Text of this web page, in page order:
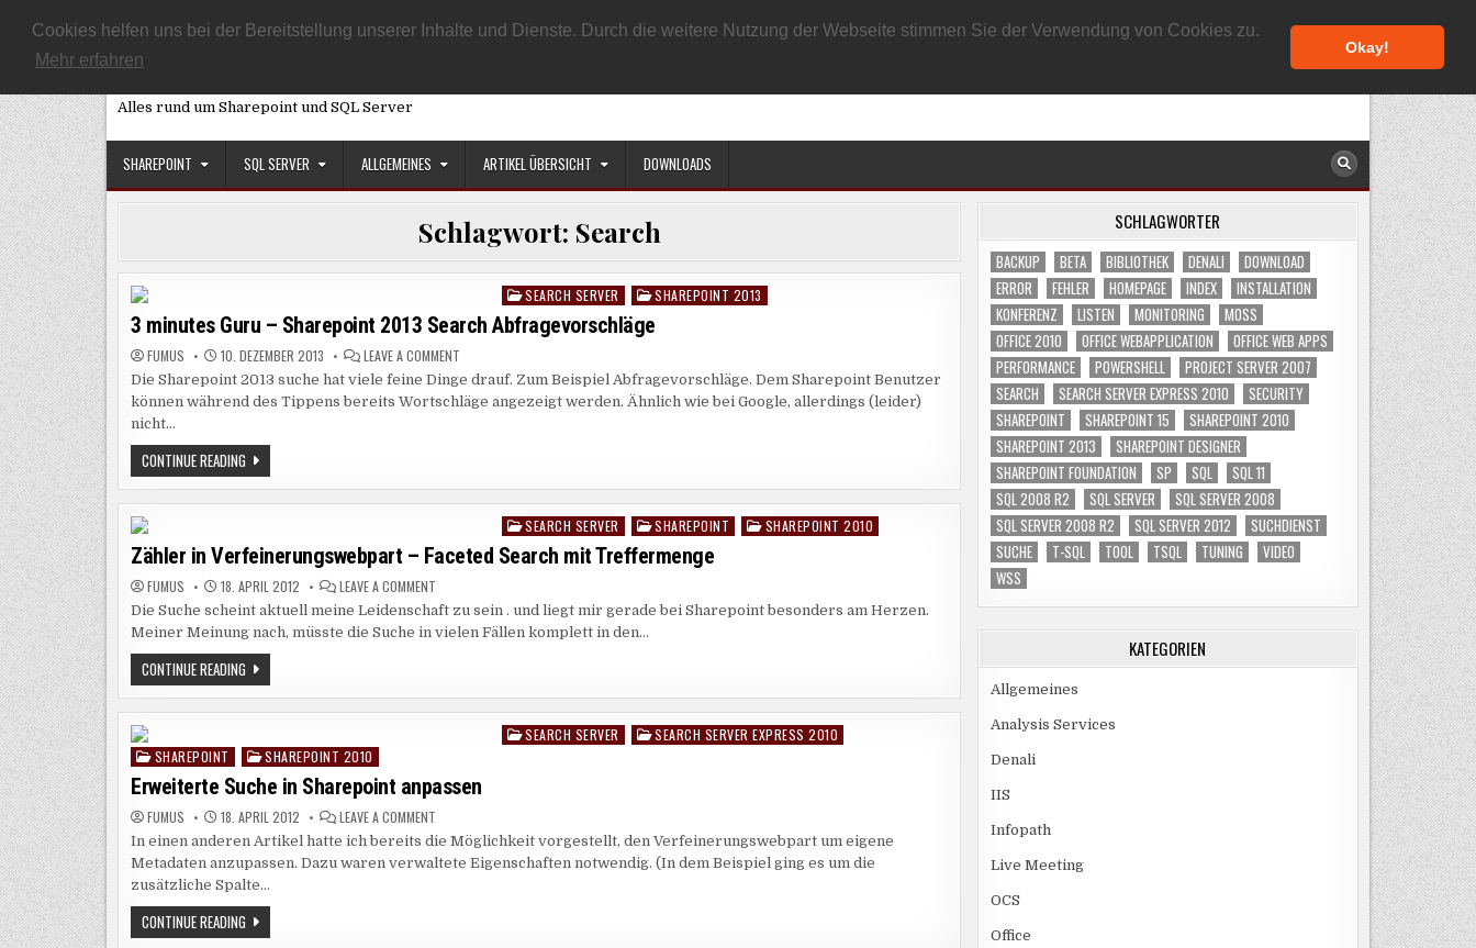
Cookies helfen uns bei der Bereitstellung unserer Inhalte und Dienste. Durch die weitere Nutzung der Webseite stimmen Sie der Verwendung von Cookies zu.
Mehr erfahren
Okay!
content
START ARTIKEL ÜBERSICHT DATENSCHUTZEINSTELLUNGEN BENUTZER DATENSCHUTZRICHTLINIE IMPRESSUM SAMPLE PAGE 9. AUGUST 2026
SQL, Sharepoint und Co
Alles rund um Sharepoint und SQL Server
SHAREPOINT SQL SERVER ALLGEMEINES ARTIKEL ÜBERSICHT DOWNLOADS
Schlagwort: Search
Posted
in
SEARCH SERVER SHAREPOINT 2013
3 minutes Guru – Sharepoint 2013 Search Abfragevorschläge
FUMUS 10. DEZEMBER 2013 LEAVE A COMMENT
MINUTES
GURU
–
Die Sharepoint 2013 suche hat viele feine Dinge drauf. Zum Beispiel Abfragevorschläge. Dem Sharepoint Benutzer
können während des Tippens bereits Wortschläge angezeigt werden. Ähnlich wie bei Google, allerdings (leider)
nicht…
CONTINUE READING
MINUTES
GURU
–
SEARCH
ABFRAGEVORSCHLÄGE
Posted
in
SEARCH SERVER SHAREPOINT SHAREPOINT 2010
Zähler in Verfeinerungswebpart – Faceted Search mit Treffermenge
FUMUS 18. APRIL 2012 LEAVE A COMMENT
IN
VERFEINERUNGSWEBPART
–
Die Suche scheint aktuell meine Leidenschaft zu sein . und liegt mir gerade bei Sharepoint besonders am Herzen.
Meiner Meinung nach, müsste die Suche in vielen Fällen komplett in den…
CONTINUE READING ZÄHLER
IN
VERFEINERUNGSWEBPART
–
MIT
TREFFERMENGE
Posted
SEARCH SERVER
SEARCH SERVER EXPRESS 2010
SHAREPOINT
SHAREPOINT 2010
Erweiterte Suche in Sharepoint anpassen
FUMUS 18. APRIL 2012 LEAVE A COMMENT
SUCHE
IN
SHAREPOINT
In einen anderen Artikel hatte ich bereits die Möglichkeit vorgestellt, den Verfeinerungswebpart um eigene
Metadaten anzupassen. Dazu waren verwaltete Eigenschaften notwendig. (In dem Beispiel ging es um die
zusätzliche Spalte…
CONTINUE READING ERWEITERTE
SUCHE
SCHLAGWÖRTER
BACKUP BETA BIBLIOTHEK DENALI
DOWNLOAD
ERROR
FEHLER HOMEPAGE INDEX
INSTALLATION
KONFERENZ
LISTEN MONITORING
MOSS
OFFICE 2010
OFFICE WEBAPPLICATION
OFFICE WEB APPS
PERFORMANCE
POWERSHELL
PROJECT SERVER 2007
SEARCH
SEARCH SERVER EXPRESS 2010
SECURITY
SHAREPOINT
SHAREPOINT 15
SHAREPOINT 2010
SHAREPOINT 2013
SHAREPOINT DESIGNER
SHAREPOINT FOUNDATION
SP SQL
SQL 11
SQL 2008 R2
SQL SERVER
SQL SERVER 2008
SQL SERVER 2008 R2
SQL SERVER 2012
SUCHDIENST
SUCHE
T-SQL TOOL TSQL TUNING
VIDEO
WSS
KATEGORIEN
Allgemeines
Analysis Services
Denali
IIS
Infopath
Live Meeting
OCS
Office